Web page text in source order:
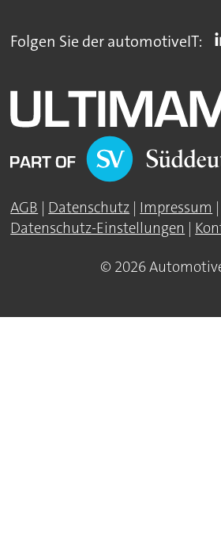
Folgen Sie der automotiveIT:
AGB | Datenschutz | Impressum |
Datenschutz-Einstellungen |
© 2026